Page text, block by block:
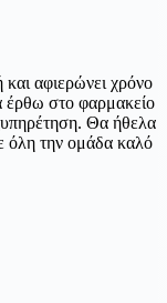
αφιερώνει χρόνο
στο φαρμακείο
Θα ήθελα
όλη την ομάδα καλό